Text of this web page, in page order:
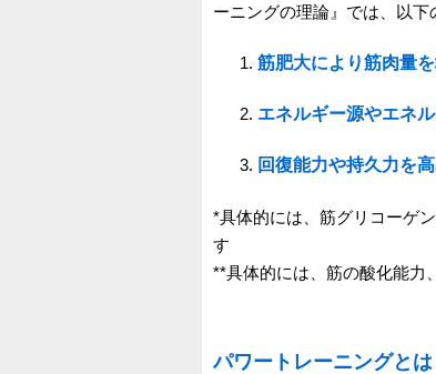
ーニングの理論』では、以下
筋肥大により筋肉量
エネルギー源やエネ
回復能力や持久力を
*具体的には、筋グリコーゲ
す
**具体的には、筋の酸化能力
パワートレーニングとは